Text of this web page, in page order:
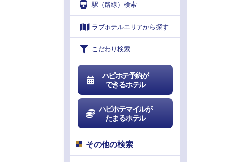
駅（路線）検索
ラブホテルエリアから探す
こだわり検索
ハピホテ予約が
できるホテル
ハピホテマイルが
たまるホテル
その他の検索